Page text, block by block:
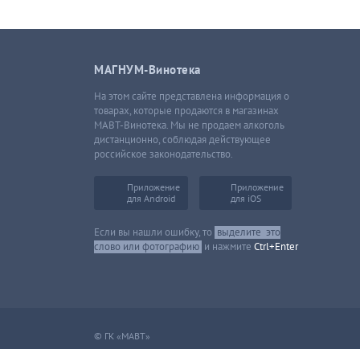
МАГНУМ-Винотека
На этом сайте представлена информация о
товарах, которые продаются в магазинах
МАВТ-Винотека. Мы не продаем алкоголь
дистанционно, соблюдая действующее
российское законодательство.
Приложение
для Android
Приложение
для iOS
Если вы нашли ошибку, то выделите это
слово или фотографию и нажмите Ctrl+Enter
© ГК «МАВТ»